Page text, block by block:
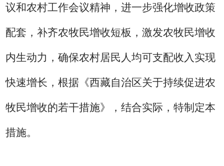
议和农村工作会议精神，进一步强化增收政策
配套，补齐农牧民增收短板，激发农牧民增收
内生动力，确保农村居民人均可支配收入实现
快速增长，根据 《西藏自治区关于持续促进农
牧民增收的若干措施》，结合实际，特制定本
措施。